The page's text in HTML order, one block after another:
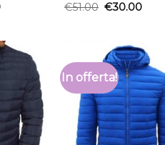
€51.00 €30.00
In offerta!